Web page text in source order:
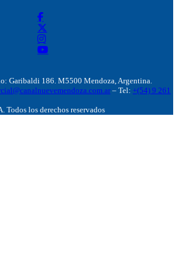
Garibaldi 186. M5500 Mendoza, Argentina.
– Tel: +(54) 9 261
los derechos reservados